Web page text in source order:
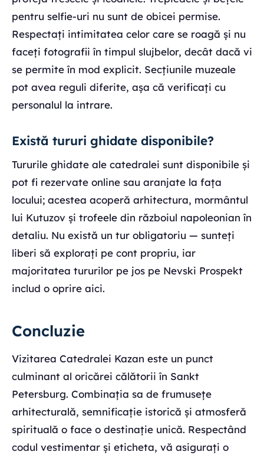
pentru selfie-uri nu sunt de obicei permise.
Respectați intimitatea celor care se roagă și nu
faceți fotografii în timpul slujbelor, decât dacă vi
se permite în mod explicit. Secțiunile muzeale
pot avea reguli diferite, așa că verificați cu
personalul la intrare.
Există tururi ghidate disponibile?
Tururile ghidate ale catedralei sunt disponibile și
pot fi rezervate online sau aranjate la fața
locului; acestea acoperă arhitectura, mormântul
lui Kutuzov și trofeele din războiul napoleonian în
detaliu. Nu există un tur obligatoriu — sunteți
liberi să explorați pe cont propriu, iar
majoritatea tururilor pe jos pe Nevski Prospekt
includ o oprire aici.
Concluzie
Vizitarea Catedralei Kazan este un punct
culminant al oricărei călătorii în Sankt
Petersburg. Combinația sa de frumusețe
arhitecturală, semnificație istorică și atmosferă
spirituală o face o destinație unică. Respectând
codul vestimentar și eticheta, vă asigurați o